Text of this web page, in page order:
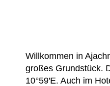
Willkommen in
großes Grundstück.
10°59'E. Auch im